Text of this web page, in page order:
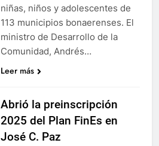
niñas, niños y adolescentes de
113 municipios bonaerenses. El
ministro de Desarrollo de la
Comunidad, Andrés…
Leer más
Abrió la preinscripción
2025 del Plan FinEs en
José C. Paz